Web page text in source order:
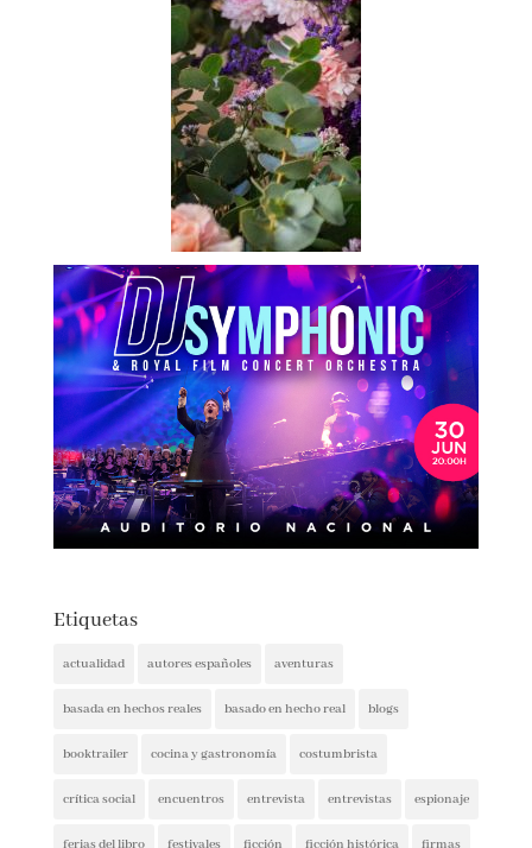
Etiquetas
actualidad autores españoles aventuras
basada en hechos reales basado en hecho real blogs
booktrailer cocina y gastronomía costumbrista
crítica social encuentros entrevista entrevistas